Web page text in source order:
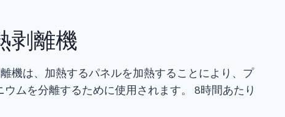
剥離機
機は、加熱するパネルを加熱することにより、プ
ムを分離するために使用されます。 8時間あたり